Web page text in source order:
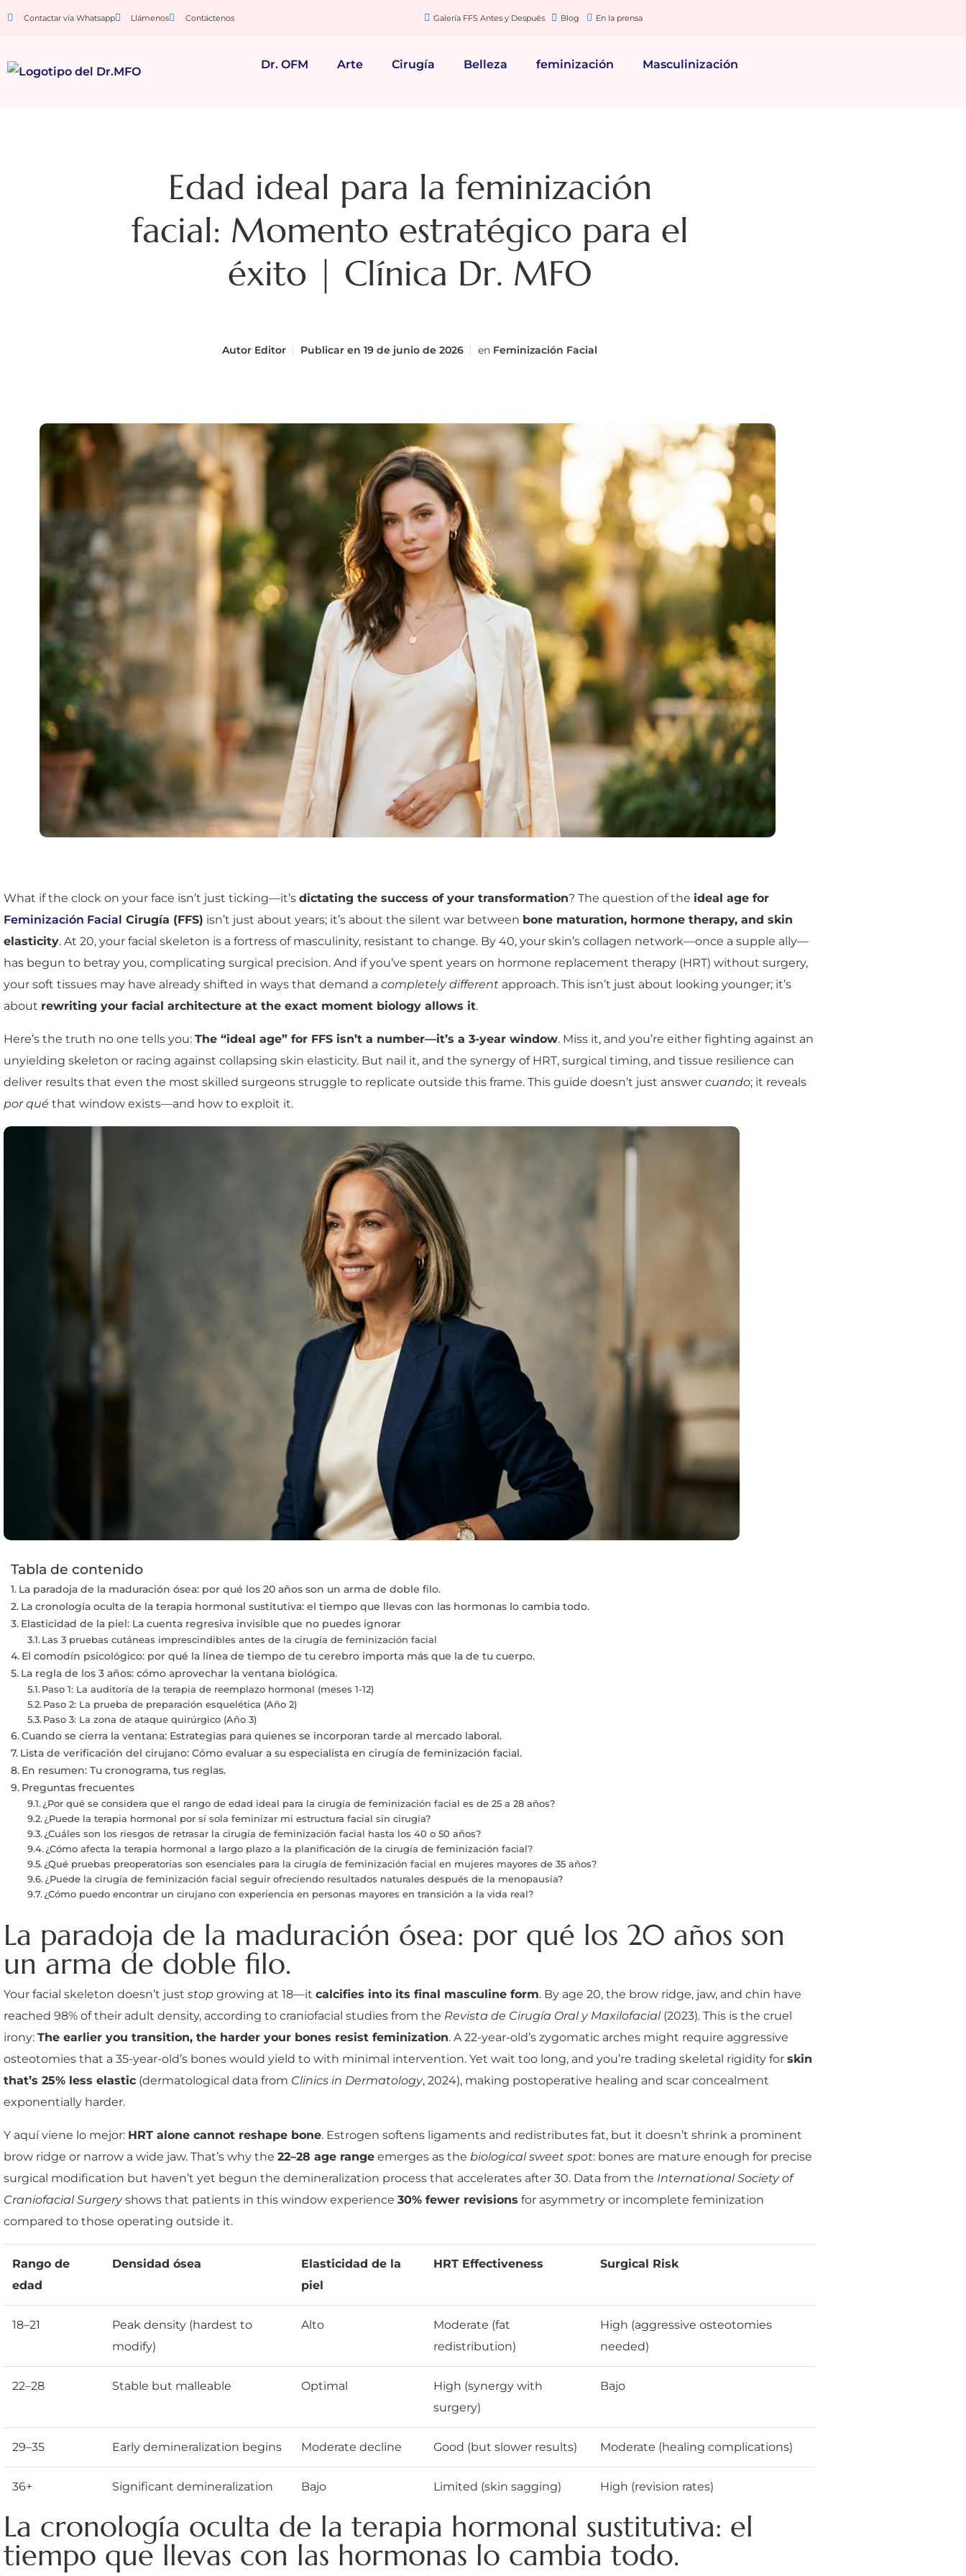
Contactar vía Whatsapp Llámenos Contáctenos Galería FFS Antes y Después Blog En la prensa
Dr. OFM Arte Cirugía Belleza feminización Masculinización
Edad ideal para la feminización
facial: Momento estratégico para el
éxito | Clínica Dr. MFO
Autor Editor Publicar en 19 de junio de 2026 en Feminización Facial
What if the clock on your face isn’t just ticking—it’s dictating the success of your transformation? The question of the ideal age for
Feminización Facial Cirugía (FFS) isn’t just about years; it’s about the silent war between bone maturation, hormone therapy, and skin
elasticity. At 20, your facial skeleton is a fortress of masculinity, resistant to change. By 40, your skin’s collagen network—once a supple ally—
has begun to betray you, complicating surgical precision. And if you’ve spent years on hormone replacement therapy (HRT) without surgery,
your soft tissues may have already shifted in ways that demand a completely different approach. This isn’t just about looking younger; it’s
about rewriting your facial architecture at the exact moment biology allows it.
Here’s the truth no one tells you: The “ideal age” for FFS isn’t a number—it’s a 3-year window. Miss it, and you’re either fighting against an
unyielding skeleton or racing against collapsing skin elasticity. But nail it, and the synergy of HRT, surgical timing, and tissue resilience can
deliver results that even the most skilled surgeons struggle to replicate outside this frame. This guide doesn’t just answer cuando; it reveals
por qué that window exists—and how to exploit it.
Tabla de contenido
La paradoja de la maduración ósea: por qué los 20 años son un arma de doble filo.
La cronología oculta de la terapia hormonal sustitutiva: el tiempo que llevas con las hormonas lo cambia todo.
Elasticidad de la piel: La cuenta regresiva invisible que no puedes ignorar
Las 3 pruebas cutáneas imprescindibles antes de la cirugía de feminización facial
El comodín psicológico: por qué la línea de tiempo de tu cerebro importa más que la de tu cuerpo.
La regla de los 3 años: cómo aprovechar la ventana biológica.
Paso 1: La auditoría de la terapia de reemplazo hormonal (meses 1-12)
Paso 2: La prueba de preparación esquelética (Año 2)
Paso 3: La zona de ataque quirúrgico (Año 3)
Cuando se cierra la ventana: Estrategias para quienes se incorporan tarde al mercado laboral.
Lista de verificación del cirujano: Cómo evaluar a su especialista en cirugía de feminización facial.
En resumen: Tu cronograma, tus reglas.
Preguntas frecuentes
¿Por qué se considera que el rango de edad ideal para la cirugía de feminización facial es de 25 a 28 años?
¿Puede la terapia hormonal por sí sola feminizar mi estructura facial sin cirugía?
¿Cuáles son los riesgos de retrasar la cirugía de feminización facial hasta los 40 o 50 años?
¿Cómo afecta la terapia hormonal a largo plazo a la planificación de la cirugía de feminización facial?
¿Qué pruebas preoperatorias son esenciales para la cirugía de feminización facial en mujeres mayores de 35 años?
¿Puede la cirugía de feminización facial seguir ofreciendo resultados naturales después de la menopausia?
¿Cómo puedo encontrar un cirujano con experiencia en personas mayores en transición a la vida real?
La paradoja de la maduración ósea: por qué los 20 años son
un arma de doble filo.
Your facial skeleton doesn’t just stop growing at 18—it calcifies into its final masculine form. By age 20, the brow ridge, jaw, and chin have
reached 98% of their adult density, according to craniofacial studies from the Revista de Cirugía Oral y Maxilofacial(2023). This is the cruel
irony: The earlier you transition, the harder your bones resist feminization. A 22-year-old’s zygomatic arches might require aggressive
osteotomies that a 35-year-old’s bones would yield to with minimal intervention. Yet wait too long, and you’re trading skeletal rigidity for skin
that’s 25% less elastic (dermatological data from Clinics in Dermatology, 2024), making postoperative healing and scar concealment
exponentially harder.
Y aquí viene lo mejor: HRT alone cannot reshape bone. Estrogen softens ligaments and redistributes fat, but it doesn’t shrink a prominent
brow ridge or narrow a wide jaw. That’s why the 22–28 age range emerges as the biological sweet spot: bones are mature enough for precise
surgical modification but haven’t yet begun the demineralization process that accelerates after 30. Data from the International Society of
Craniofacial Surgeryshows that patients in this window experience 30% fewer revisions for asymmetry or incomplete feminization
compared to those operating outside it.
Rango de
edad
Densidad ósea
Elasticidad de la
piel
HRT Effectiveness Surgical Risk
18–21
Peak density (hardest to
modify)
Alto
Moderate (fat
redistribution)
High (aggressive osteotomies
needed)
22–28 Stable but malleable Optimal
High (synergy with
surgery)
Bajo
29–35 Early demineralization begins Moderate decline Good (but slower results) Moderate (healing complications)
36+ Significant demineralization Bajo Limited (skin sagging) High (revision rates)
La cronología oculta de la terapia hormonal sustitutiva: el
tiempo que llevas con las hormonas lo cambia todo.